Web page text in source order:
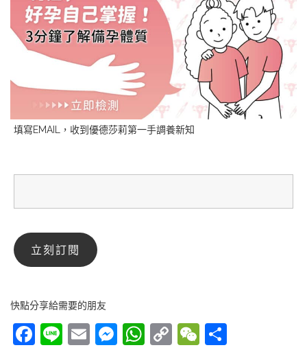
填寫EMAIL，收到優德莎莉第一手調養新知
快點分享給需要的朋友
Facebook
LineEmailMessenger
WhatsApp
CopyWeChat